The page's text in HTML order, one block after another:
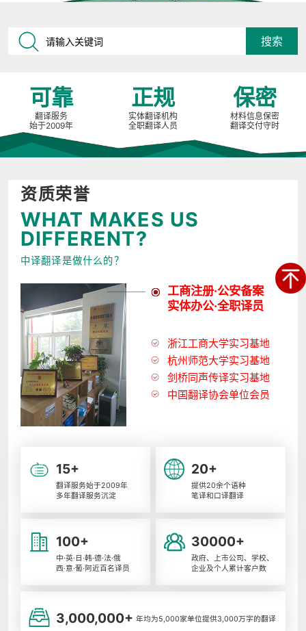
可靠
翻译服务
始于2009年
正规
实体翻译机构
全职翻译人员
保密
材料信息保密
翻译交付守时
资质荣誉
WHAT MAKES US
DIFFERENT?
中译翻译是做什么的？
工商注册·公安备案
实体办公·全职译员
浙江工商大学实习基地
杭州师范大学实习基地
剑桥同声传译实习基地
中国翻译协会单位会员
15+
翻译服务始于2009年
多年翻译服务沉淀
20+
提供20余个语种
笔译和口译翻译
100+
中·英·日·韩·德·法·俄
西·意·葡·阿近百名译员
30000+
政府、上市公司、学校、
企业及个人累计客户数
3,000,000+ 年均为5,000家单位提供3,000万字的翻译